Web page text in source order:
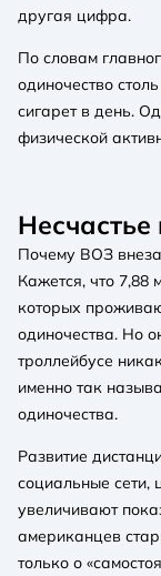
другая цифра.
По словам
одиночество
сигарет в день.
физической
Несчастье
Почему ВОЗ
Кажется, что 7,88
которых
одиночества. Но
троллейбусе
именно так
одиночества.
Развитие
социальные сети,
увеличивают
американцев
только о